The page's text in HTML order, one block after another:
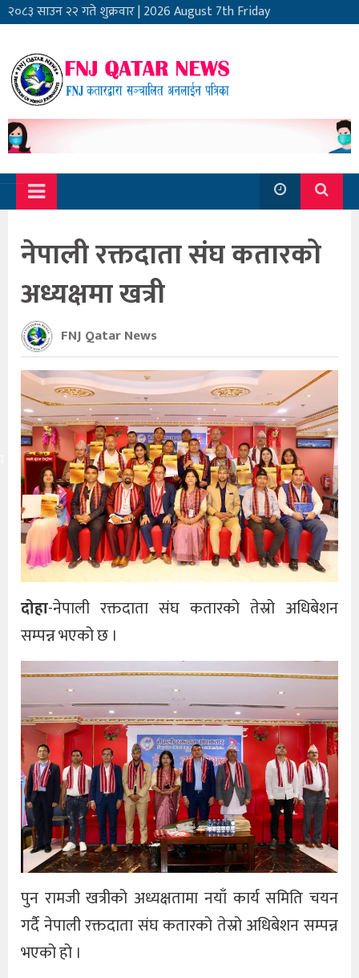
२०८३ साउन २२ गते शुक्रवार|2026 August 7th Friday
नेपाली रक्तदाता संघ कतारको
अध्यक्षमा खत्री
FNJ Qatar News
दोहा-नेपाली रक्तदाता संघ कतारको तेस्रो अधिबेशन
सम्पन्न भएको छ ।
पुन रामजी खत्रीको अध्यक्षतामा नयाँ कार्य समिति चयन
गर्दै नेपाली रक्तदाता संघ कतारको तेस्रो अधिबेशन सम्पन्न
भएको हो ।